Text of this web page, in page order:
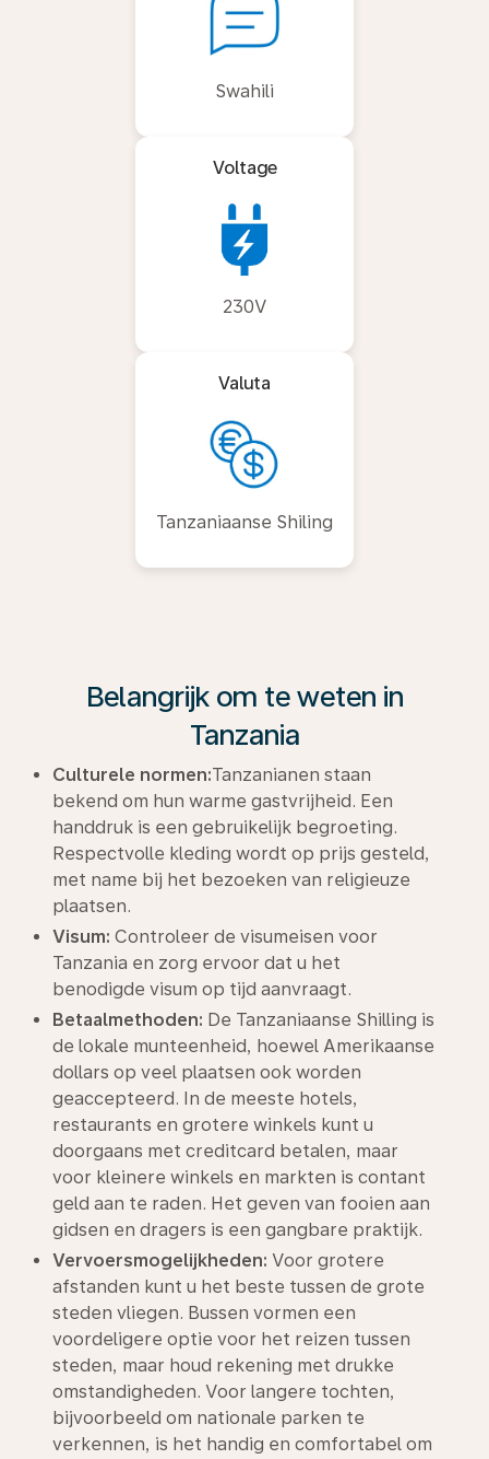
Swahili
Voltage
230V
Valuta
Tanzaniaanse Shiling
Belangrijk om te weten in
Tanzania
Culturele normen:Tanzanianen staan
bekend om hun warme gastvrijheid. Een
handdruk is een gebruikelijk begroeting.
Respectvolle kleding wordt op prijs gesteld,
met name bij het bezoeken van religieuze
plaatsen.
Visum: Controleer de visumeisen voor
Tanzania en zorg ervoor dat u het
benodigde visum op tijd aanvraagt.
Betaalmethoden: De Tanzaniaanse Shilling is
de lokale munteenheid, hoewel Amerikaanse
dollars op veel plaatsen ook worden
geaccepteerd. In de meeste hotels,
restaurants en grotere winkels kunt u
doorgaans met creditcard betalen, maar
voor kleinere winkels en markten is contant
geld aan te raden. Het geven van fooien aan
gidsen en dragers is een gangbare praktijk.
Vervoersmogelijkheden: Voor grotere
afstanden kunt u het beste tussen de grote
steden vliegen. Bussen vormen een
voordeligere optie voor het reizen tussen
steden, maar houd rekening met drukke
omstandigheden. Voor langere tochten,
bijvoorbeeld om nationale parken te
verkennen, is het handig en comfortabel om